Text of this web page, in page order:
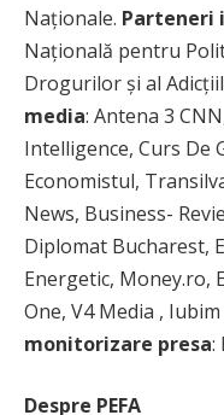
Naționale. Parteneri
Națională pentru
Drogurilor și al
media: Antena 3
Intelligence, Curs De
Economistul,
News, Business-
Diplomat Bucharest,
Energetic, Money.ro,
One, V4 Media ,
monitorizare presa:
Despre PEFA